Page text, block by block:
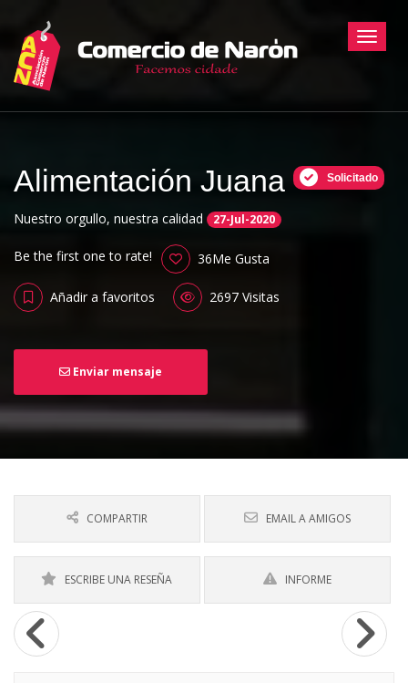
Alimentación Juana Solicitado
Nuestro orgullo, nuestra calidad 27-Jul-2020
Be the first one to rate! 36Me Gusta
Añadir a favoritos 2697 Visitas
Enviar mensaje
COMPARTIR EMAIL A AMIGOS
ESCRIBE UNA RESEÑA INFORME